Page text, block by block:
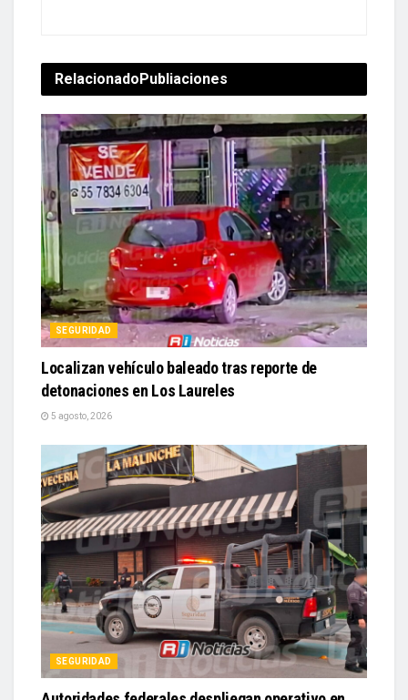
Relacionado Publiaciones
SEGURIDAD
Localizan vehículo baleado tras reporte de
detonaciones en Los Laureles
5 agosto, 2026
SEGURIDAD